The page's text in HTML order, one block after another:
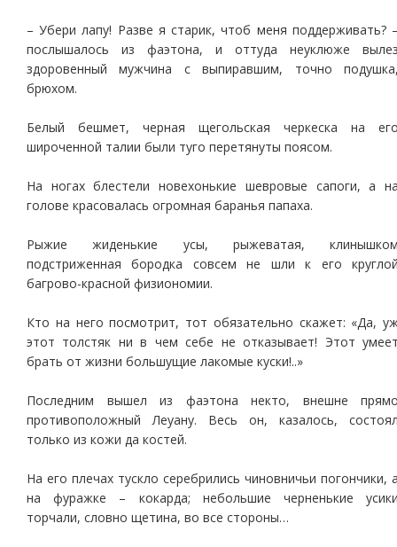
– Убери лапу! Разве я старик, чтоб меня поддерживать?
послышалось из фаэтона, и оттуда неуклюже
здоровенный мужчина с выпиравшим, точно
брюхом.
Белый бешмет, черная щегольская черкеска на
широченной талии были туго перетянуты поясом.
На ногах блестели новехонькие шевровые сапоги, а
голове красовалась огромная баранья папаха.
Рыжие жиденькие усы, рыжеватая,
подстриженная бородка совсем не шли к его
багрово-красной физиономии.
Кто на него посмотрит, тот обязательно скажет: «Да,
этот толстяк ни в чем себе не отказывает! Этот
брать от жизни большущие лакомые куски!..»
Последним вышел из фаэтона некто, внешне
противоположный Леуану. Весь он, казалось,
только из кожи да костей.
На его плечах тускло серебрились чиновничьи погончики,
на фуражке – кокарда; небольшие черненькие
торчали, словно щетина, во все стороны…